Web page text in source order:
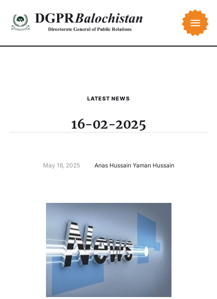
LATEST NEWS
16-02-2025
May 16, 2025 Anas Hussain Yaman Hussain